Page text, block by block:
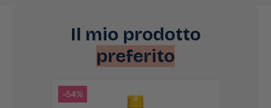
Il mio prodotto
preferito
-54%